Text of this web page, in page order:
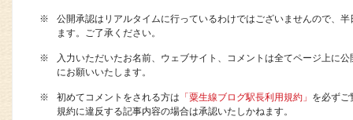
※
公開承認はリアルタイムに行っているわけではございませんので、
ます。ご了承ください。
※
入力いただいたお名前、ウェブサイト、コメントは全てページ上に
にお願いいたします。
※ 初めてコメントをされる方は 「粟生線ブログ駅長利用規約」 を必ずご
規約に違反する記事内容の場合は承認いたしかねます。